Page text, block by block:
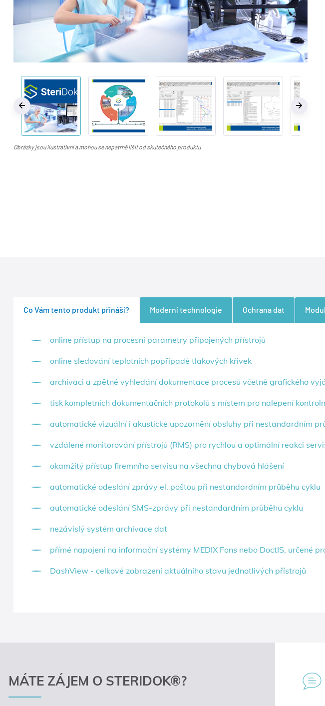
Obrázky jsou ilustrativní a mohou se nepatrně lišit od skutečného produktu
Co Vám tento produkt přináší?
online přístup na procesní parametry připojených přístrojů
online sledování teplotních popřípadě tlakových křivek
archivaci a zpětné vyhledání dokumentace procesů včetně grafického
tisk kompletních dokumentačních protokolů s místem pro nalepení
automatické vizuální i akustické upozornění obsluhy při nestandardním
vzdálené monitorování přístrojů (RMS) pro rychlou a optimální reakci
okamžitý přístup firemního servisu na všechna chybová hlášení
automatické odeslání zprávy el. poštou při nestandardním průběhu cyklu
automatické odeslání SMS-zprávy při nestandardním průběhu cyklu
nezávislý systém archivace dat
přímé napojení na informační systémy MEDIX Fons nebo DoctIS, určené
DashView - celkové zobrazení aktuálního stavu jednotlivých přístrojů
Moderní technologie Ochrana dat
MÁTE ZÁJEM O STERIDOK®?